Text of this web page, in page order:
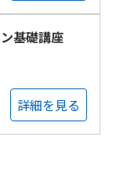
基礎講座
詳細を見る